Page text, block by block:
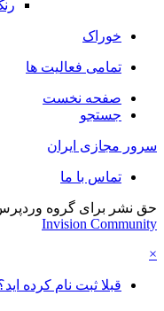
خوراک
تمامی فعالیت ها
صفحه نخست
جستجو
سرور مجازی ایران
تماس با ما
حق نشر برای گروه
Invision Community
×
قبلا ثبت نام کرده